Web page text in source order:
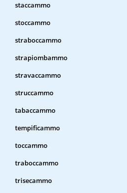
staccammo
stoccammo
straboccammo
strapiombammo
stravaccammo
struccammo
tabaccammo
tempificammo
toccammo
traboccammo
trisecammo